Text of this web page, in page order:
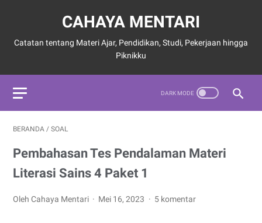
CAHAYA MENTARI
Catatan tentang Materi Ajar, Pendidikan, Studi, Pekerjaan hingga
Piknikku
BERANDA / SOAL
Pembahasan Tes Pendalaman Materi
Literasi Sains 4 Paket 1
Oleh Cahaya Mentari Mei 16, 2023 5 komentar